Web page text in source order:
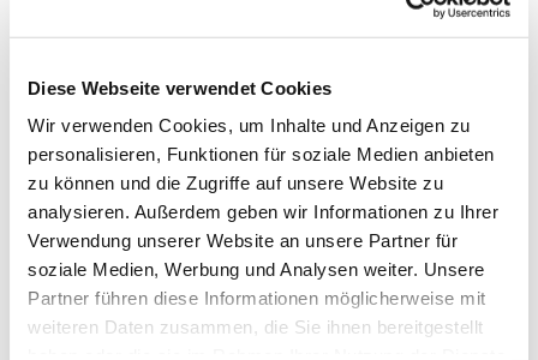
Diese Webseite verwendet Cookies
Wir verwenden Cookies, um Inhalte und Anzeigen zu
personalisieren, Funktionen für soziale Medien anbieten
zu können und die Zugriffe auf unsere Website zu
analysieren. Außerdem geben wir Informationen zu Ihrer
Verwendung unserer Website an unsere Partner für
soziale Medien, Werbung und Analysen weiter. Unsere
Partner führen diese Informationen möglicherweise mit
weiteren Daten zusammen, die Sie ihnen bereitgestellt
Abdinghofkirche, Am Abdinghof 7,
Yaroslav Rudenko, Karin Hoffmann
Yaroslav RudenkoRudenko.musik@gmail.com
Karin Hoffmann05252/976025